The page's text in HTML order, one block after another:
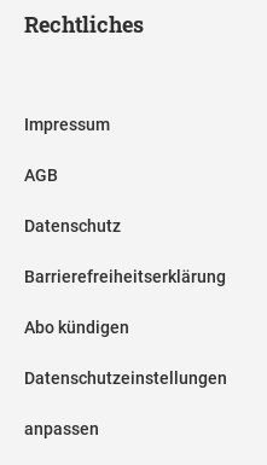
Rechtliches
Impressum
AGB
Datenschutz
Barrierefreiheitserklärung
Abo kündigen
Datenschutzeinstellungen
anpassen